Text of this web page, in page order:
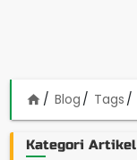
home Blog Tags
Kategori Artikel